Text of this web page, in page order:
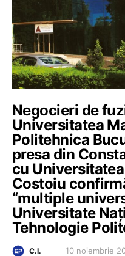
Negocieri de
Universitatea
Politehnica
presa din
cu
Costoiu
“multiple
Universitate
Tehnologie
C.I. 10 noiembrie